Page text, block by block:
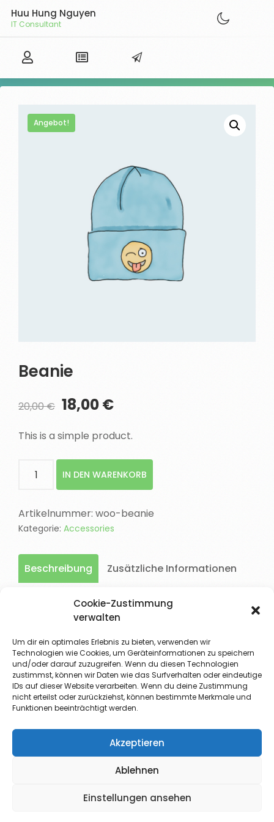
Cookie-Zustimmung
verwalten
Um dir ein optimales Erlebnis zu bieten, verwenden wir
Technologien wie Cookies, um Geräteinformationen zu speichern
und/oder darauf zuzugreifen. Wenn du diesen Technologien
zustimmst, können wir Daten wie das Surfverhalten oder eindeutige
IDs auf dieser Website verarbeiten. Wenn du deine Zustimmung
nicht erteilst oder zurückziehst, können bestimmte Merkmale und
Funktionen beeinträchtigt werden.
Akzeptieren
Ablehnen
Einstellungen ansehen
Huu Hung Nguyen
IT Consultant
Angebot!
Beanie
20,00€ Ursprünglicher
Preis
war:
20,00 €
18,00€Aktueller
ist:
This is a simple product.
IN DEN WARENKORB
Artikelnummer: woo-beanie
Kategorie: Accessories
Beschreibung Zusätzliche Informationen
Rezensionen (0)
Beschreibung
Pellentesque habitant morbi tristique senectus
et netus et malesuada fames ac turpis egestas.
Vestibulum tortor quam, feugiat vitae, ultricies
amet quam egestas semper. Aenean ultricies mi
vitae est. Mauris placerat eleifend leo.